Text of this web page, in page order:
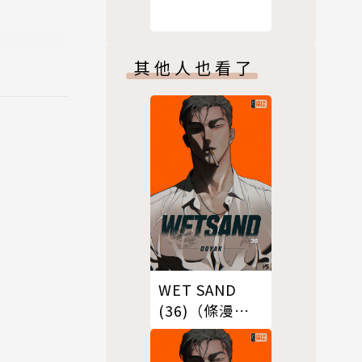
其他人也看了
WET SAND
(36)（條漫
版）